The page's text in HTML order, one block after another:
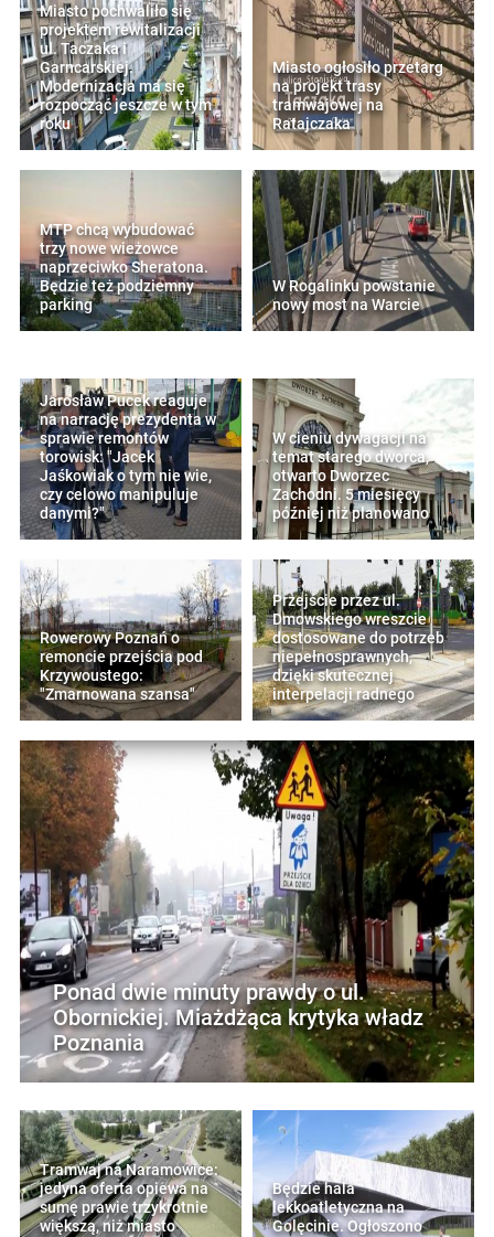
Miasto pochwaliło się
projektem rewitalizacji
ul. Taczaka i
Garncarskiej.
Modernizacja ma się
rozpocząć jeszcze w tym
roku
Miasto ogłosiło przetarg
na projekt trasy
tramwajowej na
Ratajczaka
MTP chcą wybudować
trzy nowe wieżowce
naprzeciwko Sheratona.
Będzie też podziemny
parking
W Rogalinku powstanie
nowy most na Warcie
Jarosław Pucek reaguje
na narrację prezydenta w
sprawie remontów
torowisk: "Jacek
Jaśkowiak o tym nie wie,
czy celowo manipuluje
danymi?"
W cieniu dywagacji na
temat starego dworca,
otwarto Dworzec
Zachodni. 5 miesięcy
później niż planowano
Rowerowy Poznań o
remoncie przejścia pod
Krzywoustego:
"Zmarnowana szansa"
Przejście przez ul.
Dmowskiego wreszcie
dostosowane do potrzeb
niepełnosprawnych,
dzięki skutecznej
interpelacji radnego
Ponad dwie minuty prawdy o ul.
Obornickiej. Miażdżąca krytyka władz
Poznania
Tramwaj na Naramowice:
jedyna oferta opiewa na
sumę prawie trzykrotnie
większą, niż miasto
Będzie hala
lekkoatletyczna na
Golęcinie. Ogłoszono